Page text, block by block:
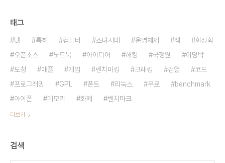
태그
UI 특허 컴퓨터 소녀시대 운영체제 책
화성학
오픈소스
노트북 아이디어 해킹 국정원
이명박
도청
애플 게임 벤치마킹 크래킹 검열
코드
프로그래밍
GPL 폰트 리눅스 무료
benchmark
아이폰
메모리 화폐 벤치마크
더보기
검색